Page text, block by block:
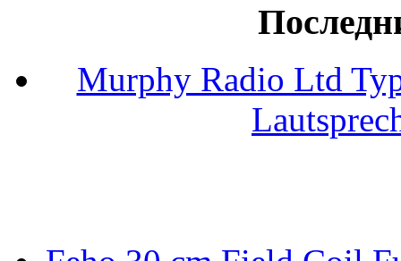
Murphy Radio Ltd